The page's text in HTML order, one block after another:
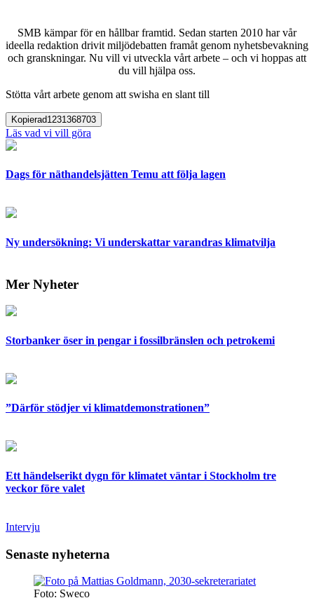
SMB kämpar för en hållbar framtid. Sedan starten 2010 har vår
ideella redaktion drivit miljödebatten framåt genom nyhetsbevakning
och granskningar. Nu vill vi utveckla vårt arbete – och vi hoppas att
du vill hjälpa oss.
Stötta vårt arbete genom att swisha en slant till
Kopierad1231368703
Läs vad vi vill göra
Dags för näthandelsjätten Temu att följa lagen
Ny undersökning: Vi underskattar varandras klimatvilja
Mer Nyheter
Storbanker öser in pengar i fossilbränslen och petrokemi
”Därför stödjer vi klimatdemonstrationen”
Ett händelserikt dygn för klimatet väntar i Stockholm tre
veckor före valet
Intervju
Senaste nyheterna
Foto: Sweco